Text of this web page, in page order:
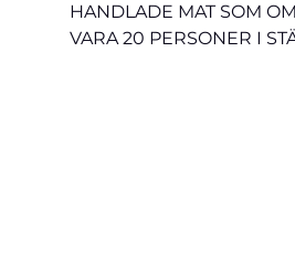
HANDLADE MAT SOM
VARA 20 PERSONER I